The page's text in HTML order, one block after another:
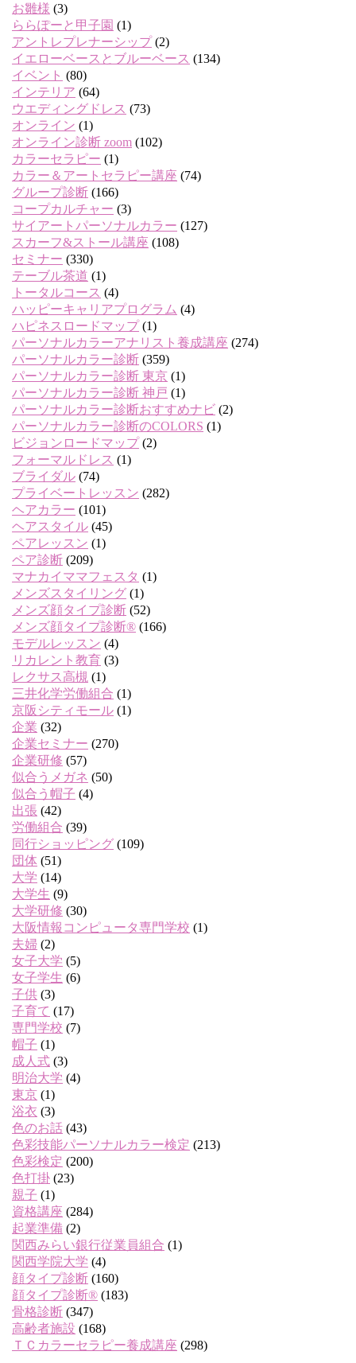
お雛様 (3)
ららぽーと甲子園 (1)
アントレプレナーシップ(2)
イエローベースとブルーベース (134)
イベント (80)
インテリア (64)
ウエディングドレス (73)
オンライン (1)
オンライン診断 zoom (102)
カラーセラピー (1)
カラー＆アートセラピー講座 (74)
グループ診断 (166)
コープカルチャー (3)
サイアートパーソナルカラー (127)
スカーフ&ストール講座 (108)
セミナー (330)
テーブル茶道 (1)
トータルコース (4)
ハッピーキャリアプログラム (4)
ハピネスロードマップ(1)
パーソナルカラーアナリスト養成講座 (274)
パーソナルカラー診断 (359)
パーソナルカラー診断 東京 (1)
パーソナルカラー診断 神戸 (1)
パーソナルカラー診断おすすめナビ (2)
パーソナルカラー診断のCOLORS (1)
ビジョンロードマップ(2)
フォーマルドレス (1)
ブライダル (74)
プライベートレッスン (282)
ヘアカラー (101)
ヘアスタイル (45)
ペアレッスン (1)
ペア診断 (209)
マナカイママフェスタ (1)
メンズスタイリング (1)
メンズ顔タイプ診断 (52)
メンズ顔タイプ診断® (166)
モデルレッスン (4)
リカレント教育 (3)
レクサス高槻 (1)
三井化学労働組合 (1)
京阪シティモール (1)
企業 (32)
企業セミナー (270)
企業研修 (57)
似合うメガネ (50)
似合う帽子 (4)
出張 (42)
労働組合 (39)
同行ショッピング (109)
団体 (51)
大学 (14)
大学生 (9)
大学研修 (30)
大阪情報コンピュータ専門学校 (1)
夫婦 (2)
女子大学 (5)
女子学生 (6)
子供 (3)
子育て (17)
専門学校 (7)
帽子 (1)
成人式 (3)
明治大学 (4)
東京 (1)
浴衣 (3)
色のお話 (43)
色彩技能パーソナルカラー検定 (213)
色彩検定 (200)
色打掛 (23)
親子 (1)
資格講座 (284)
起業準備 (2)
関西みらい銀行従業員組合 (1)
関西学院大学 (4)
顔タイプ診断 (160)
顔タイプ診断® (183)
骨格診断 (347)
高齢者施設 (168)
ＴＣカラーセラピー養成講座 (298)